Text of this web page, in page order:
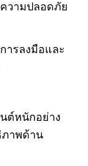
วามปลอดภัย
ารลงมือและ
ต์หนักอย่าง
ภาพด้าน